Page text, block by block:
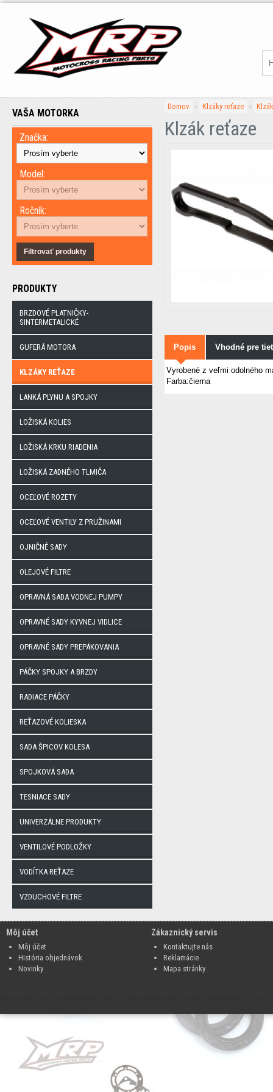
VAŠA MOTORKA
Značka:
Model:
Ročník:
Filtrovať produkty
PRODUKTY
BRZDOVÉ PLATNIČKY-
SINTERMETALICKÉ
GUFERÁ MOTORA
KLZÁKY REŤAZE
LANKÁ PLYNU A SPOJKY
LOŽISKÁ KOLIES
LOŽISKÁ KRKU RIADENIA
LOŽISKÁ ZADNÉHO TLMIČA
OCEĽOVÉ ROZETY
OCEĽOVÉ VENTILY Z PRUŽINAMI
OJNIČNÉ SADY
OLEJOVÉ FILTRE
OPRAVNÁ SADA VODNEJ PUMPY
OPRAVNÉ SADY KYVNEJ VIDLICE
OPRAVNÉ SADY PREPÁKOVANIA
PÁČKY SPOJKY A BRZDY
RADIACE PÁČKY
REŤAZOVÉ KOLIESKA
SADA ŠPICOV KOLESA
SPOJKOVÁ SADA
TESNIACE SADY
UNIVERZÁLNE PRODUKTY
VENTILOVÉ PODLOŽKY
VODÍTKA REŤAZE
VZDUCHOVÉ FILTRE
Domov » Klzáky reťaze »
Klzák reťaze
Popis Vhodné pre
Vyrobené z veľmi odolného
Farba:čierna
Môj účet
Môj účet
História objednávok
Novinky
Zákaznický servis
Kontaktujte nás
Reklamácie
Mapa stránky